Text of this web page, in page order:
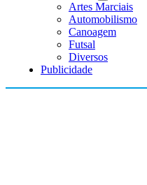
Artes Marciais
Automobilismo
Canoagem
Futsal
Diversos
Publicidade